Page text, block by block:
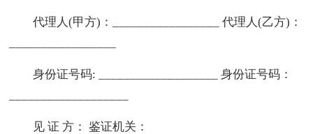
代理人(甲方)：_________________ 代理人(乙方)：
身份证号码: ___________________ 身份证号码：
见 证 方： 鉴证机关：